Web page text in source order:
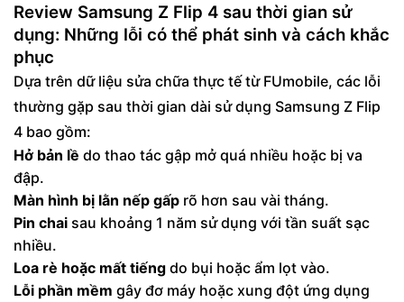
Review Samsung Z Flip 4 sau thời gian sử
dụng: Những lỗi có thể phát sinh và cách khắc
phục
Dựa trên dữ liệu sửa chữa thực tế từ FUmobile, các lỗi
thường gặp sau thời gian dài sử dụng Samsung Z Flip
4 bao gồm:
Hở bản lề do thao tác gập mở quá nhiều hoặc bị va
đập.
Màn hình bị lằn nếp gấp rõ hơn sau vài tháng.
Pin chai sau khoảng 1 năm sử dụng với tần suất sạc
nhiều.
Loa rè hoặc mất tiếng do bụi hoặc ẩm lọt vào.
Lỗi phần mềm gây đơ máy hoặc xung đột ứng dụng